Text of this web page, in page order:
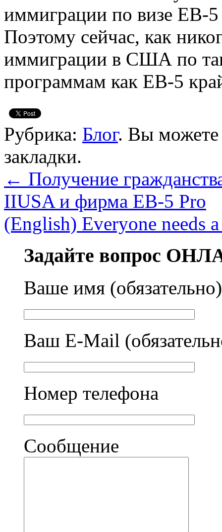
иммиграции по визе EB-5
Поэтому сейчас, как
иммиграции в США по
программам как EB-5
Рубрика: Блог. Вы можете
закладки.
← Получение
IIUSA и фирма EB-5 Pro
(English) Everyone needs
Задайте вопрос
Ваше имя (обязательно)
Ваш E-Mail
Номер телефона
Сообщение